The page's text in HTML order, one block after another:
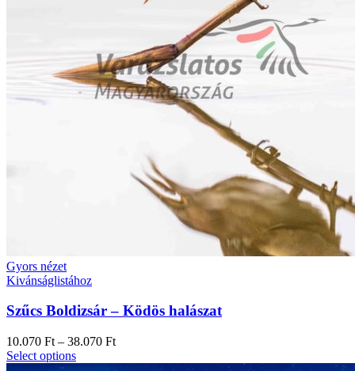
Gyors nézet
Kivánságlistához
Szűcs Boldizsár – Ködös halászat
10.070 Ft – 38.070 Ft
Select options